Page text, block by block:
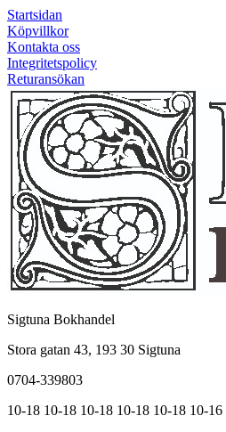
Startsidan
Köpvillkor
Kontakta oss
Integritetspolicy
Returansökan
Sigtuna Bokhandel
Stora gatan 43, 193 30 Sigtuna
0704-339803
10-18 10-18 10-18 10-18 10-18 10-16